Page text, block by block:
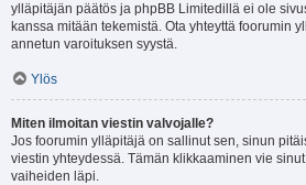
ylläpitäjän päätös ja phpBB Limitedillä ei ole
kanssa mitään tekemistä. Ota yhteyttä foorumin
annetun varoituksen syystä.
Ylös
Miten ilmoitan viestin valvojalle?
Jos foorumin ylläpitäjä on sallinut sen, sinun
viestin yhteydessä. Tämän klikkaaminen vie
vaiheiden läpi.